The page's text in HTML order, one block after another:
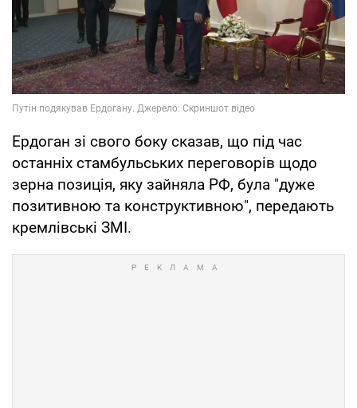
Ердоган зі свого боку сказав, що під час
останніх стамбульських переговорів щодо
зерна позиція, яку зайняла РФ, була "дуже
позитивною та конструктивною", передають
кремлівські ЗМІ.